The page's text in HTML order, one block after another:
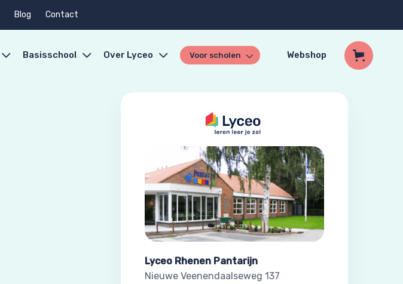
Blog Contact
Basisschool Over Lyceo Voor scholen Webshop
Lyceo Rhenen Pantarijn
Nieuwe Veenendaalseweg 137